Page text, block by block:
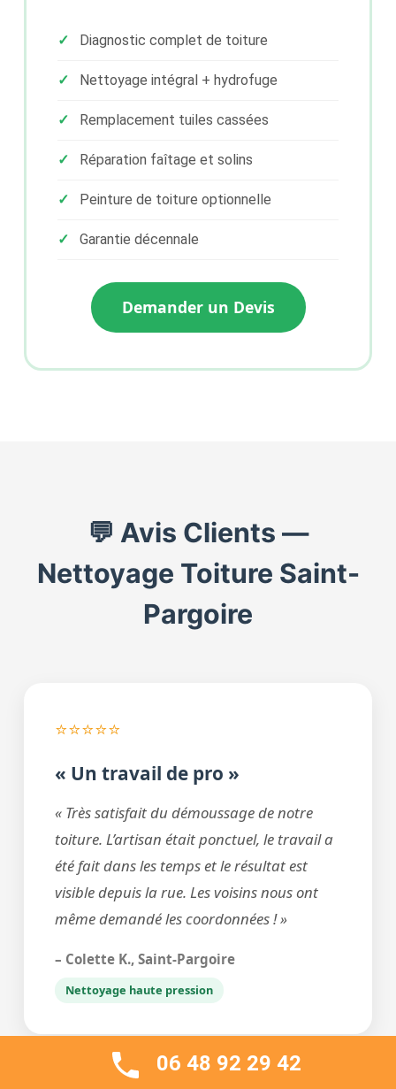
Diagnostic complet de toiture
Nettoyage intégral + hydrofuge
Remplacement tuiles cassées
Réparation faîtage et solins
Peinture de toiture optionnelle
Garantie décennale
Demander un Devis
💬 Avis Clients —
Nettoyage Toiture Saint-
Pargoire
⭐⭐⭐⭐⭐
« Un travail de pro »
« Très satisfait du démoussage de notre
toiture. L’artisan était ponctuel, le travail a
été fait dans les temps et le résultat est
visible depuis la rue. Les voisins nous ont
même demandé les coordonnées ! »
– Colette K., Saint-Pargoire
Nettoyage haute pression
06 48 92 29 42